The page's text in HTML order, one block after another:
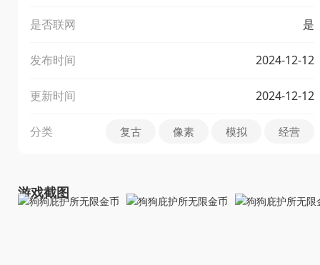
是否联网 是
发布时间 2024-12-12
更新时间 2024-12-12
分类 复古 像素 模拟 经营
游戏截图